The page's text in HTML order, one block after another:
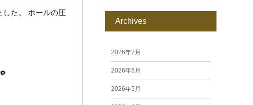
した。 ホールの圧
Archives
2026年7月
2026年6月
2026年5月